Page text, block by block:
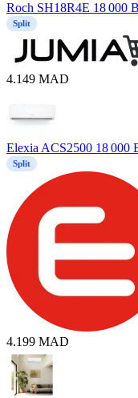
Roch SH18R4E 18 000
Split
4.149 MAD
Elexia ACS2500 18
Split
4.199 MAD